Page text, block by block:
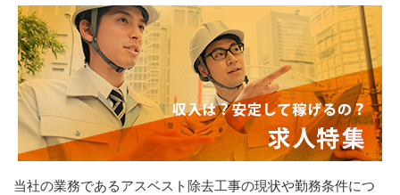
当社の業務であるアスベスト除去工事の現状や勤務条件につ